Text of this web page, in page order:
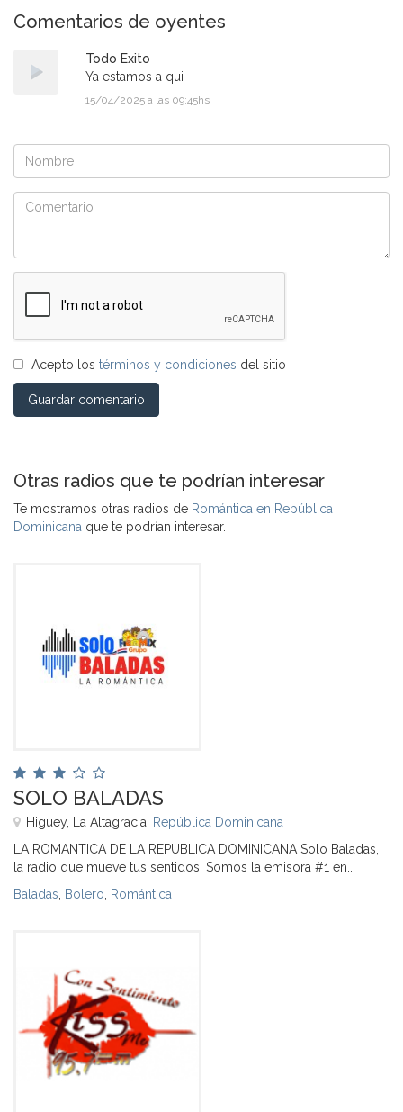
Comentarios de oyentes
Todo Exito
Ya estamos a qui
15/04/2025 a las 09:45hs
Acepto los términos y condiciones del sitio
Guardar comentario
Otras radios que te podrían interesar
Te mostramos otras radios de Romántica en República
Dominicana que te podrían interesar.
SOLO BALADAS
Higuey, La Altagracia, República Dominicana
LA ROMANTICA DE LA REPUBLICA DOMINICANA Solo Baladas,
la radio que mueve tus sentidos. Somos la emisora #1 en...
Baladas Bolero Romántica